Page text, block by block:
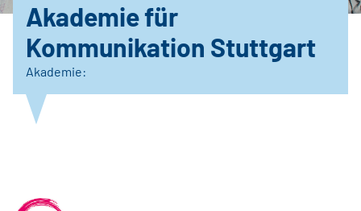
Akademie für
Kommunikation Stuttgart
Akademie: